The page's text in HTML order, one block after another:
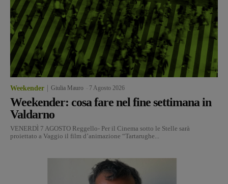
Weekender Giulia Mauro 7 Agosto 2026
Weekender: cosa fare nel fine settimana in
Valdarno
VENERDÌ 7 AGOSTO Reggello- Per il Cinema sotto le Stelle sarà
proiettato a Vaggio il film d’animazione “Tartarughe...